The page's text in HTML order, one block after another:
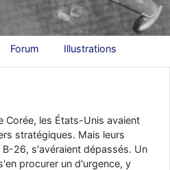
!
l'un des rares lycées militaires
ça ne peut pas faire de mal !
peu de temps devant toi
, pourrais je savoir que faire après
devenir officier de l'armée de l'air?
?
Forum Illustrations
Corée, les États-Unis avaient
stratégiques. Mais leurs
26, s'avéraient dépassés. Un
procurer un d'urgence, y